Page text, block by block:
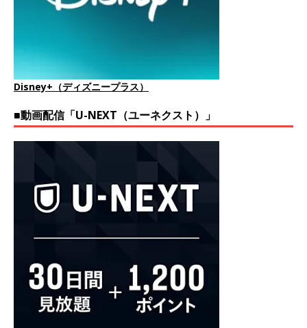
Disney+（ディズニープラス）
■動画配信「U-NEXT（ユーネクスト）」